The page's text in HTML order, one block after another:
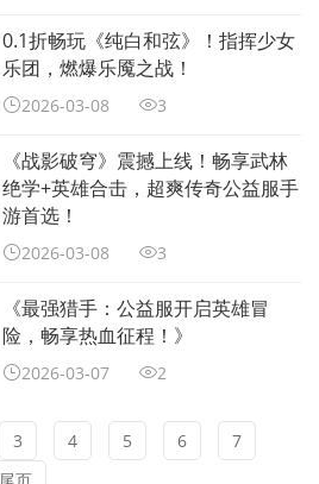
0.1折畅玩《纯白和弦》！指挥少女
乐团，燃爆乐魇之战！
2026-03-08 3
《战影破穹》震撼上线！畅享武林
绝学+英雄合击，超爽传奇公益服手
游首选！
2026-03-08 3
《最强猎手：公益服开启英雄冒
险，畅享热血征程！》
2026-03-07 2
3 4 5 6
7